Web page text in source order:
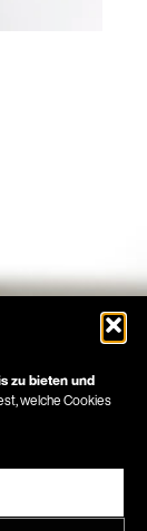
zu bieten und
welche Cookies